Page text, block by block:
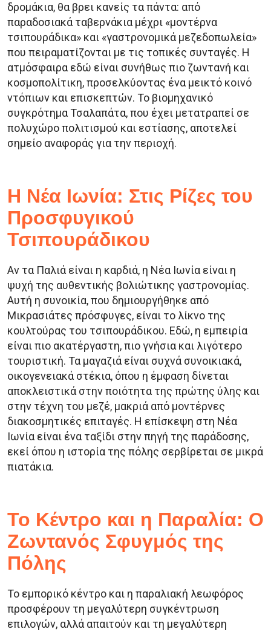
δρομάκια, θα βρει κανείς τα πάντα: από
παραδοσιακά ταβερνάκια μέχρι «μοντέρνα
τσιπουράδικα» και «γαστρονομικά μεζεδοπωλεία»
που πειραματίζονται με τις τοπικές συνταγές. Η
ατμόσφαιρα εδώ είναι συνήθως πιο ζωντανή και
κοσμοπολίτικη, προσελκύοντας ένα μεικτό κοινό
ντόπιων και επισκεπτών. Το βιομηχανικό
συγκρότημα Τσαλαπάτα, που έχει μετατραπεί σε
πολυχώρο πολιτισμού και εστίασης, αποτελεί
σημείο αναφοράς για την περιοχή.
Η Νέα Ιωνία: Στις Ρίζες του
Προσφυγικού
Τσιπουράδικου
Αν τα Παλιά είναι η καρδιά, η Νέα Ιωνία είναι η
ψυχή της αυθεντικής βολιώτικης γαστρονομίας.
Αυτή η συνοικία, που δημιουργήθηκε από
Μικρασιάτες πρόσφυγες, είναι το λίκνο της
κουλτούρας του τσιπουράδικου. Εδώ, η εμπειρία
είναι πιο ακατέργαστη, πιο γνήσια και λιγότερο
τουριστική. Τα μαγαζιά είναι συχνά συνοικιακά,
οικογενειακά στέκια, όπου η έμφαση δίνεται
αποκλειστικά στην ποιότητα της πρώτης ύλης και
στην τέχνη του μεζέ, μακριά από μοντέρνες
διακοσμητικές επιταγές. Η επίσκεψη στη Νέα
Ιωνία είναι ένα ταξίδι στην πηγή της παράδοσης,
εκεί όπου η ιστορία της πόλης σερβίρεται σε μικρά
πιατάκια.
Το Κέντρο και η Παραλία: Ο
Ζωντανός Σφυγμός της
Πόλης
Το εμπορικό κέντρο και η παραλιακή λεωφόρος
προσφέρουν τη μεγαλύτερη συγκέντρωση
επιλογών, αλλά απαιτούν και τη μεγαλύτερη